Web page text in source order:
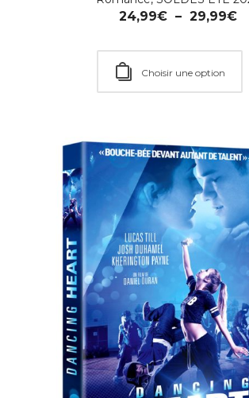
24,99€ – 29,99€
Choisir une option